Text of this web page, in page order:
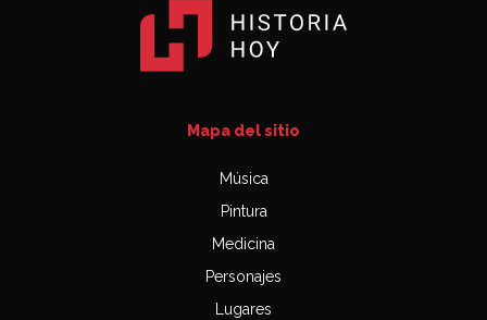
Mapa del sitio
Música
Pintura
Medicina
Personajes
Lugares